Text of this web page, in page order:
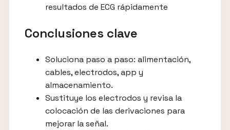
resultados de ECG rápidamente
Conclusiones clave
Soluciona paso a paso: alimentación,
cables, electrodos, app y
almacenamiento.
Sustituye los electrodos y revisa la
colocación de las derivaciones para
mejorar la señal.